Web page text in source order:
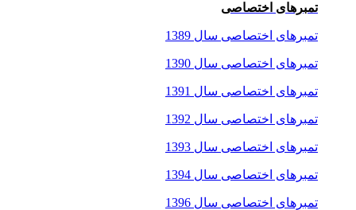
تمبرهای اختصاصی
تمبرهای اختصاصی سال 1389
تمبرهای اختصاصی سال 1390
تمبرهای اختصاصی سال 1391
تمبرهای اختصاصی سال 1392
تمبرهای اختصاصی سال 1393
تمبرهای اختصاصی سال 1394
تمبرهای اختصاصی سال 1396